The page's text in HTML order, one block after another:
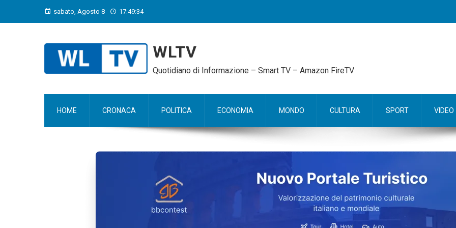
sabato, Agosto 8 17:49:35
WLTV
Quotidiano di Informazione – Smart TV – Amazon FireTV
HOME CRONACA POLITICA ECONOMIA MONDO CULTURA SPORT VIDEO